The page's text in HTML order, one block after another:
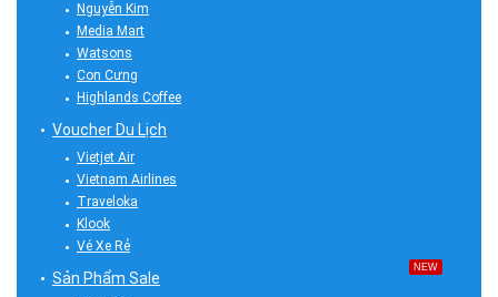
Nguyễn Kim
Media Mart
Watsons
Con Cưng
Highlands Coffee
Voucher Du Lịch
Vietjet Air
Vietnam Airlines
Traveloka
Klook
Vé Xe Rẻ
Sản Phẩm Sale
NEW